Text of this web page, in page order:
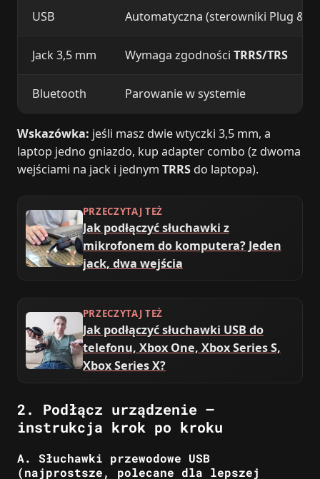
USB
Automatyczna (sterowniki Plug &
Jack 3,5 mm Wymaga zgodności TRRS/TRS
Bluetooth Parowanie w systemie
Wskazówka: jeśli masz dwie wtyczki 3,5 mm, a
laptop jedno gniazdo, kup adapter combo (z dwoma
wejściami na jack i jednym TRRS do laptopa).
PRZECZYTAJ TEŻ
Jak podłączyć słuchawki z
mikrofonem do komputera? Jeden
jack, dwa wejścia
PRZECZYTAJ TEŻ
Jak podłączyć słuchawki USB do
telefonu, Xbox One, Xbox Series S,
Xbox Series X?
2. Podłącz urządzenie –
instrukcja krok po kroku
A. Słuchawki przewodowe USB
(najprostsze, polecane dla lepszej